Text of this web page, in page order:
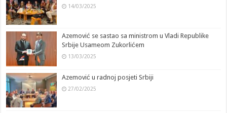
14/03/2025
Azemović se sastao sa ministrom u Vladi Republike
Srbije Usameom Zukorlićem
13/03/2025
Azemović u radnoj posjeti Srbiji
27/02/2025